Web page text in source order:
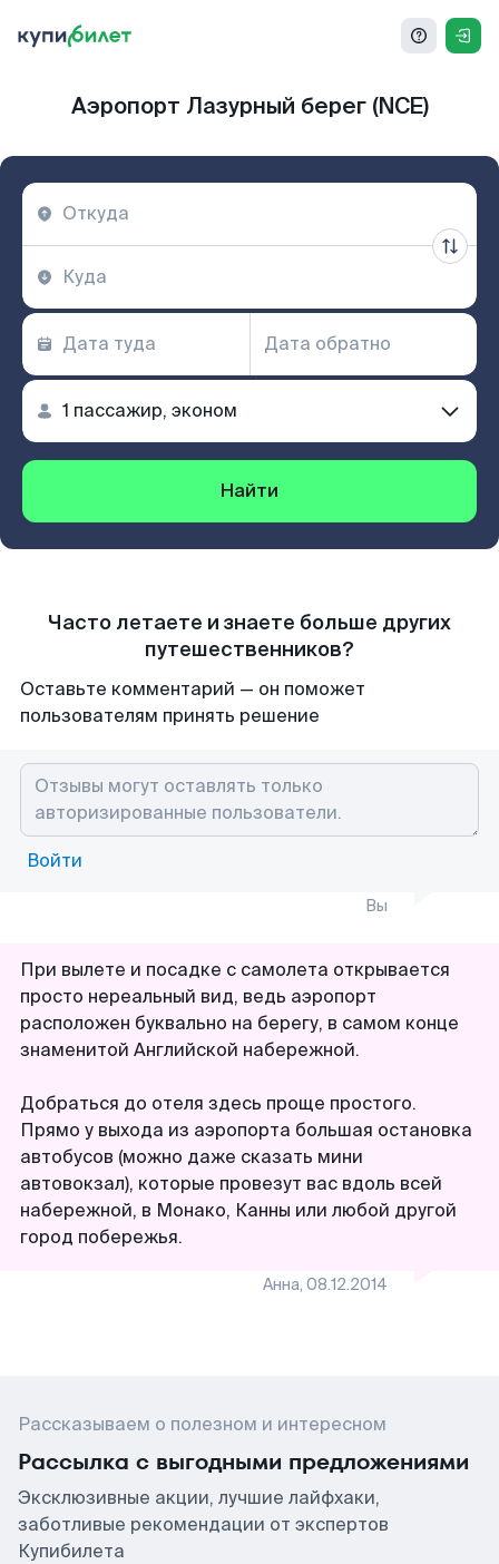
Аэропорт Лазурный берег (NCE)
Найти
Часто летаете и знаете больше других
путешественников?
Оставьте комментарий — он поможет
пользователям принять решение
Войти
Вы
При вылете и посадке с самолета открывается
просто нереальный вид, ведь аэропорт
расположен буквально на берегу, в самом конце
знаменитой Английской набережной.
Добраться до отеля здесь проще простого.
Прямо у выхода из аэропорта большая остановка
автобусов (можно даже сказать мини
автовокзал), которые провезут вас вдоль всей
набережной, в Монако, Канны или любой другой
город побережья.
Анна, 08.12.2014
Рассказываем о полезном и интересном
Рассылка с выгодными предложениями
Эксклюзивные акции, лучшие лайфхаки,
заботливые рекомендации от экспертов
Купибилета